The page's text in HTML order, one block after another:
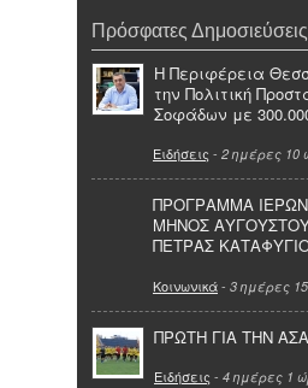
Πρόσφατες Δημοσιεύσεις
Η Περιφέρεια
την Πολιτική
Σοφάδων με
Ειδήσεις - 2 ημέρες 10
ΠΡΟΓΡΑΜΜΑ
ΜΗΝΟΣ
ΠΕΤΡΑΣ
Κοινωνικά- 3 ημέρες
ΠΡΩΤΗ ΓΙΑ ΤΗΝ ΑΣΑ
Ειδήσεις - 4 ημέρες 1